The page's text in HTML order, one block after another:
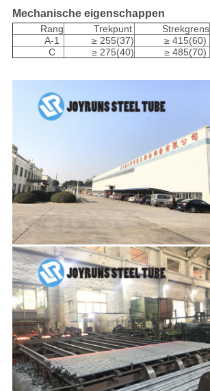
Mechanische eigenschappen
Rang Trekpunt Strekgrens
A-1
≥ 255(37) ≥ 415(60)
C
≥ 275(40) ≥ 485(70)